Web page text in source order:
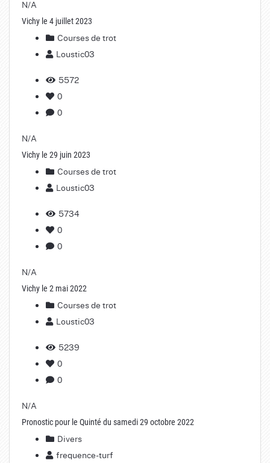
N/A
Vichy le 4 juillet 2023
Courses de trot
Loustic03
5572
0
0
N/A
Vichy le 29 juin 2023
Courses de trot
Loustic03
5734
0
0
N/A
Vichy le 2 mai 2022
Courses de trot
Loustic03
5239
0
0
N/A
Pronostic pour le Quinté du samedi 29 octobre 2022
Divers
frequence-turf